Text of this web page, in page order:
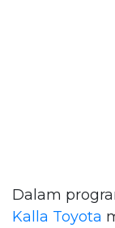
Dalam
Kalla Toyota